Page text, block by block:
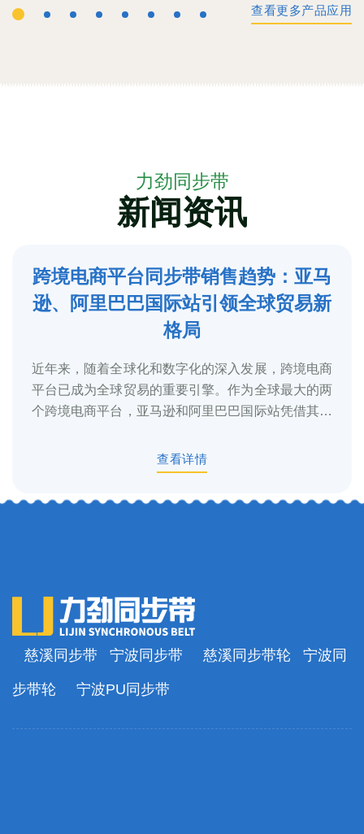
查看更多产品应用
力劲同步带
新闻资讯
5
2025-3
跨境电商平台同步带销售趋势：亚马
逊、阿里巴巴国际站引领全球贸易新
格局
近年来，随着全球化和数字化的深入发展，跨境电商
平台已成为全球贸易的重要引擎。作为全球最大的两
个跨境电商平台，亚马逊和阿里巴巴国际站凭借其庞
查看详情
慈溪同步带 宁波同步带 慈溪同步带轮 宁波同
步带轮 宁波PU同步带